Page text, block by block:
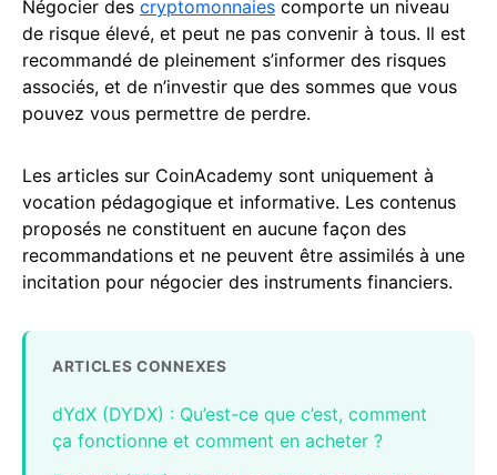
Négocier des cryptomonnaies comporte un niveau
de risque élevé, et peut ne pas convenir à tous. Il est
recommandé de pleinement s’informer des risques
associés, et de n’investir que des sommes que vous
pouvez vous permettre de perdre.
Les articles sur CoinAcademy sont uniquement à
vocation pédagogique et informative. Les contenus
proposés ne constituent en aucune façon des
recommandations et ne peuvent être assimilés à une
incitation pour négocier des instruments financiers.
ARTICLES CONNEXES
dYdX (DYDX) : Qu’est-ce que c’est, comment
ça fonctionne et comment en acheter ?